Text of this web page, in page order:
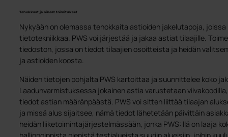
Tehokkaat ja oikeat toimitukset
Nykyään on olemassa tehokkaita astioiden jakelutapoja,
tietotekniikkaa. PWS voi järjestää ja jakaa astiat tilaajille.
tiedoston, jossa on tiedot tilaajien osoitteista ja heidän
ja astioiden koosta.
Näiden tietojen pohjalta PWS kartoittaa ja suunnittelee koko
Laadunvarmistuksessa jokainen astia varustetaan
tiedot astian määränpäästä. PWS voi sitten liittää tilaajan
ja missä alus sijaitsee, nämä tiedot lähetetään päivittäin
heidän liiketoimintajärjestelmässään, jonka PWS: llä on laaja
hallinnoinnista pienistä testialueista suuriin alueisiin, joihin